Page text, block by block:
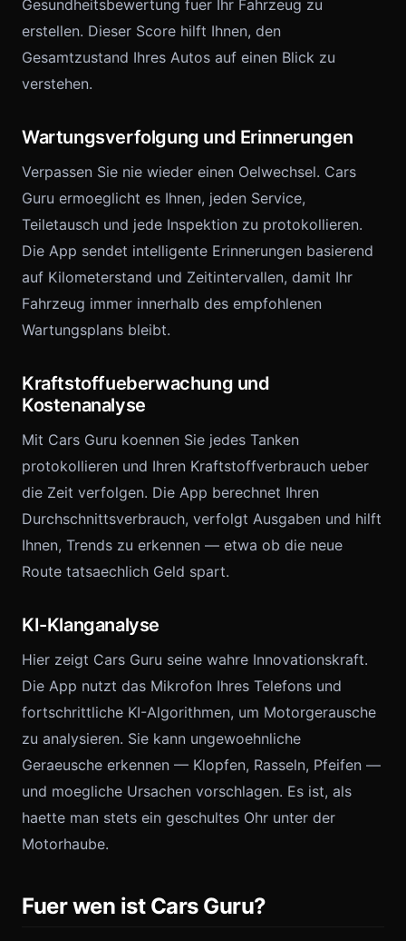
Gesundheitsbewertung fuer Ihr Fahrzeug zu
erstellen. Dieser Score hilft Ihnen, den
Gesamtzustand Ihres Autos auf einen Blick zu
verstehen.
Wartungsverfolgung und Erinnerungen
Verpassen Sie nie wieder einen Oelwechsel. Cars
Guru ermoeglicht es Ihnen, jeden Service,
Teiletausch und jede Inspektion zu protokollieren.
Die App sendet intelligente Erinnerungen basierend
auf Kilometerstand und Zeitintervallen, damit Ihr
Fahrzeug immer innerhalb des empfohlenen
Wartungsplans bleibt.
Kraftstoffueberwachung und
Kostenanalyse
Mit Cars Guru koennen Sie jedes Tanken
protokollieren und Ihren Kraftstoffverbrauch ueber
die Zeit verfolgen. Die App berechnet Ihren
Durchschnittsverbrauch, verfolgt Ausgaben und hilft
Ihnen, Trends zu erkennen — etwa ob die neue
Route tatsaechlich Geld spart.
KI-Klanganalyse
Hier zeigt Cars Guru seine wahre Innovationskraft.
Die App nutzt das Mikrofon Ihres Telefons und
fortschrittliche KI-Algorithmen, um Motorgerausche
zu analysieren. Sie kann ungewoehnliche
Geraeusche erkennen — Klopfen, Rasseln, Pfeifen —
und moegliche Ursachen vorschlagen. Es ist, als
haette man stets ein geschultes Ohr unter der
Motorhaube.
Fuer wen ist Cars Guru?